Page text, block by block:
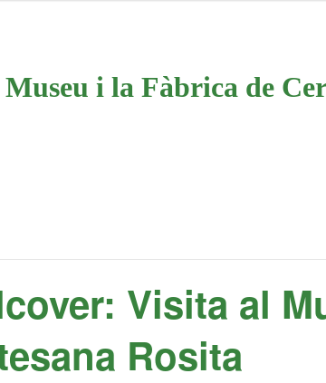
i la Fàbrica de
Visita al
Rosita